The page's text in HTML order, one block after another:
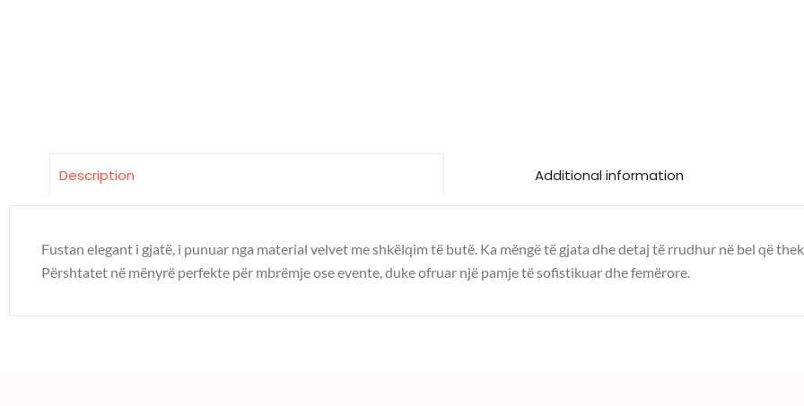
Description Additional information
Fustan elegant i gjatë, i punuar nga material velvet me shkëlqim të butë. Ka mëngë të gjata dhe detaj të rrudhur në bel që
Përshtatet në mënyrë perfekte për mbrëmje ose evente, duke ofruar një pamje të sofistikuar dhe femërore.